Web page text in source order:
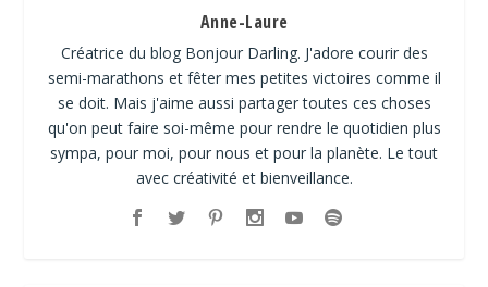
Anne-Laure
Créatrice du blog Bonjour Darling. J'adore courir des
semi-marathons et fêter mes petites victoires comme il
se doit. Mais j'aime aussi partager toutes ces choses
qu'on peut faire soi-même pour rendre le quotidien plus
sympa, pour moi, pour nous et pour la planète. Le tout
avec créativité et bienveillance.